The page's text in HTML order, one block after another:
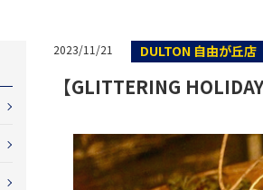
2023/11/21 DULTON 自由が丘店
【GLITTERING